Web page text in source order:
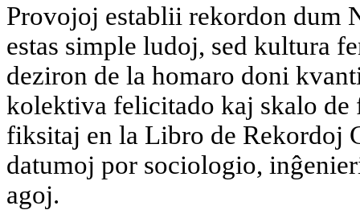
Provojoj establii rekordon dum
estas simple ludoj, sed kultura
deziron de la homaro doni
kolektiva felicitado kaj skalo de
fiksitaj en la Libro de Rekordoj
datumoj por sociologio,
agoj.